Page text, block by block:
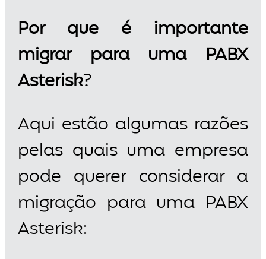
Por que é importante
migrar para uma PABX
Asterisk?
Aqui estão algumas razões
pelas quais uma empresa
pode querer considerar a
migração para uma PABX
Asterisk: